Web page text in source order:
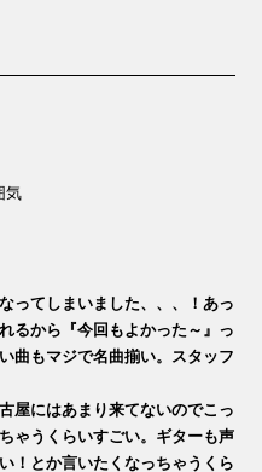
気
ってしまいました、、、！あっ
るから『今回もよかった～』っ
曲もマジで名曲揃い。スタッフ
屋にはあまり来てないのでこっ
ゃうくらいすごい。ギターも声
！とか言いたくなっちゃうくら